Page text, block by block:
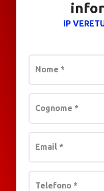
IP
Nome *
Cognome *
Email *
Telefono *